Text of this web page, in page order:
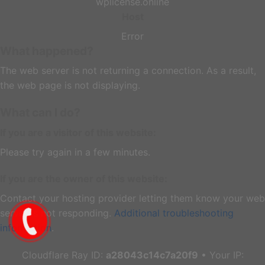
Error
The web server is not returning a connection. As a result,
the web page is not displaying.
Please try again in a few minutes.
Contact your hosting provider letting them know your web
server is not responding. Additional troubleshooting
information.
Cloudflare Ray ID: a28043c14c7a20f9 • Your IP: